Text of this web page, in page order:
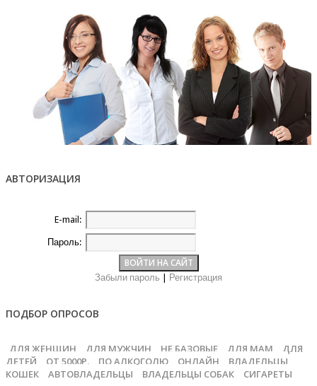
АВТОРИЗАЦИЯ
E-mail:
Пароль:
Забыли пароль Регистрация
ПОДБОР ОПРОСОВ
ДЛЯ ЖЕНЩИН ДЛЯ МУЖЧИН НЕ БАЗОВЫЕ ДЛЯ МАМ
ДЛЯ
ДЕТЕЙ
ОТ 5000Р. ПО АЛКОГОЛЮ ОНЛАЙН
ВЛАДЕЛЬЦЫ
КОШЕК
АВТОВЛАДЕЛЬЦЫ ВЛАДЕЛЬЦЫ СОБАК СИГАРЕТЫ